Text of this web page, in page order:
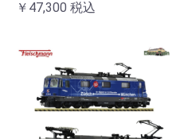
￥47,300 税込